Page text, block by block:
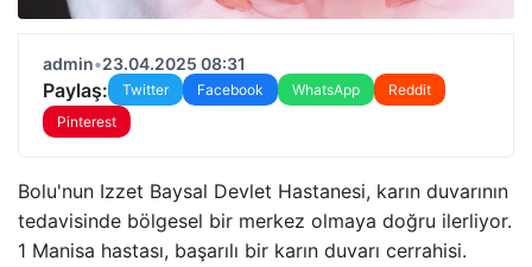
admin•23.04.2025 08:31
Paylaş: Twitter Facebook WhatsApp
Reddit
Pinterest
Bolu'nun Izzet Baysal Devlet Hastanesi, karın duvarının
tedavisinde bölgesel bir merkez olmaya doğru ilerliyor.
1 Manisa hastası, başarılı bir karın duvarı cerrahisi.